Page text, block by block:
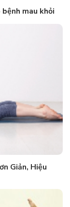
mau khỏi
Giản, Hiệu